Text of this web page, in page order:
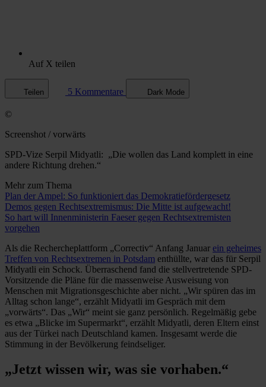
Auf X teilen
Teilen 5 Kommentare Dark Mode
©
Screenshot / vorwärts
SPD-Vize Serpil Midyatli: „Die wollen das Land komplett in eine
andere Richtung drehen.“
Mehr zum Thema
Plan der Ampel: So funktioniert das Demokratiefördergesetz
Demos gegen Rechtsextremismus: Die Mitte ist aufgewacht!
So hart will Innenministerin Faeser gegen Rechtsextremisten
vorgehen
Als die Rechercheplattform „Correctiv“ Anfang Januar ein geheimes
Treffen von Rechtsextremen in Potsdam enthüllte, war das für Serpil
Midyatli ein Schock. Überraschend fand die stellvertretende SPD-
Vorsitzende die Pläne für die massenweise Ausweisung von
Menschen mit Migrationsgeschichte aber nicht. „Wir spüren das im
Alltag schon lange“, erzählt Midyatli im Gespräch mit dem
„vorwärts“. Das „Wir“ meint sie ganz persönlich. Regelmäßig gebe
es etwa „Blicke im Supermarkt“, erzählt Midyatli, deren Eltern einst
aus der Türkei nach Deutschland kamen. Insgesamt werde die
Stimmung in der Bevölkerung feindseliger.
„Jetzt wissen wir, was sie vorhaben.“